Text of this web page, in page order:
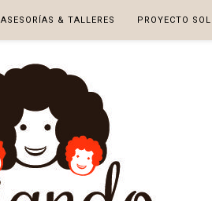
ASESORÍAS & TALLERES PROYECTO